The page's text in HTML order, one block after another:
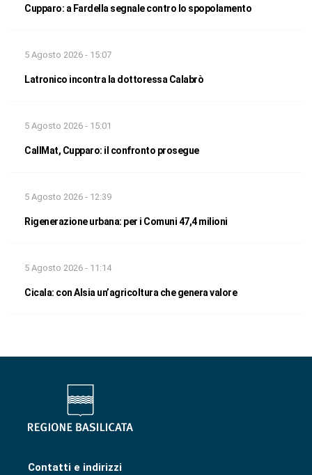
Cupparo: a Fardella segnale contro lo spopolamento
5 Agosto 2026 - 15:07
Latronico incontra la dottoressa Calabrò
5 Agosto 2026 - 15:01
CallMat, Cupparo: il confronto prosegue
5 Agosto 2026 - 12:39
Rigenerazione urbana: per i Comuni 47,4 milioni
5 Agosto 2026 - 11:14
Cicala: con Alsia un’agricoltura che genera valore
Contatti e indirizzi